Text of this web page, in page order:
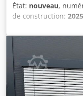
État: nouveau,
de construction: 2025
centre de gravité de
électrique
2 408 mm
fourches:1 150 mm,
de pneu arrière:,
de série : OBWNE-